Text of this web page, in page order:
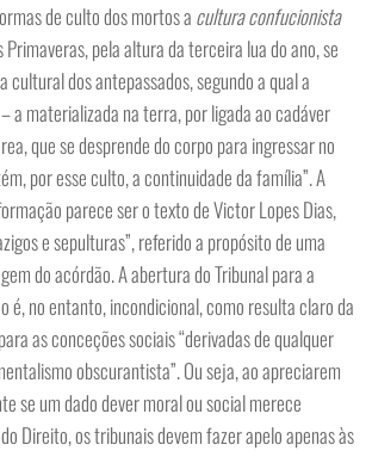
de culto dos mortos acultura confucionista
Primaveras, pela altura da terceira lua do ano, se
cultural dos antepassados, segundo a qual a
a materializada na terra, por ligada ao cadáver
que se desprende do corpo para ingressar no
por esse culto, a continuidade da família”. A
parece ser o texto de Victor Lopes Dias,
e sepulturas”, referido a propósito de uma
do acórdão. A abertura do Tribunal para a
é, no entanto, incondicional, como resulta claro da
as conceções sociais “derivadas de qualquer
obscurantista”. Ou seja, ao apreciarem
se um dado dever moral ou social merece
Direito, os tribunais devem fazer apelo apenas às